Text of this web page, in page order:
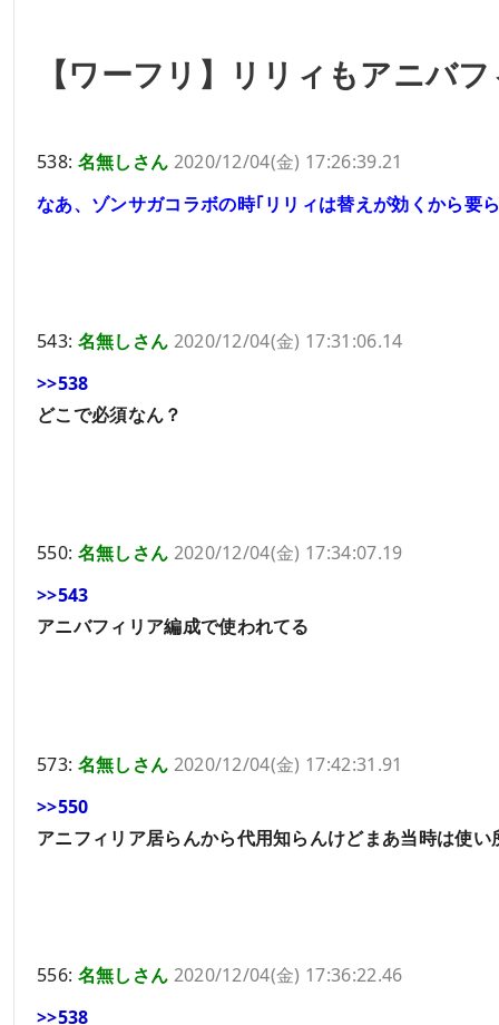
【ワーフリ】リリィもアニバ
538: 名無しさん 2020/12/04(金) 17:26:39.21
なあ、ゾンサガコラボの時｢リリィは替えが効くから要
543: 名無しさん 2020/12/04(金) 17:31:06.14
>>538
どこで必須なん？
550: 名無しさん 2020/12/04(金) 17:34:07.19
>>543
アニバフィリア編成で使われてる
573: 名無しさん 2020/12/04(金) 17:42:31.91
>>550
アニフィリア居らんから代用知らんけどまあ当時は使
556: 名無しさん 2020/12/04(金) 17:36:22.46
>>538